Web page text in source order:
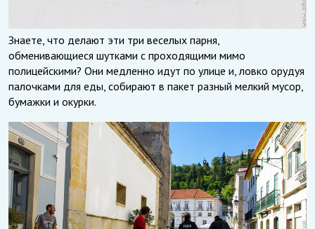
Знаете, что делают эти три веселых парня,
обменивающиеся шутками с проходящими мимо
полицейскими? Они медленно идут по улице и, ловко орудуя
палочками для еды, собирают в пакет разный мелкий мусор,
бумажки и окурки.